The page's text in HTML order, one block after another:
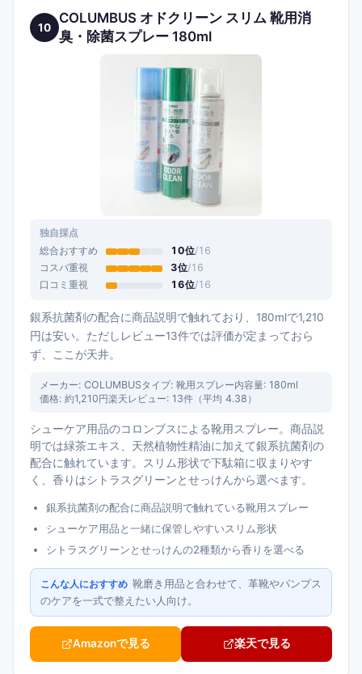
10
COLUMBUS オドクリーン スリム 靴用消
臭・除菌スプレー 180ml
独自採点
総合おすすめ 10位/16
コスパ重視
3位/16
口コミ重視
16位/16
銀系抗菌剤の配合に商品説明で触れており、180mlで1,210
円は安い。ただしレビュー13件では評価が定まっておら
ず、ここが天井。
メーカー: COLUMBUSタイプ: 靴用スプレー内容量: 180ml
価格: 約1,210円楽天レビュー: 13件（平均 4.38 ）
シューケア用品のコロンブスによる靴用スプレー。商品説
明では緑茶エキス、天然植物性精油に加えて銀系抗菌剤の
配合に触れています。スリム形状で下駄箱に収まりやす
く、香りはシトラスグリーンとせっけんから選べます。
銀系抗菌剤の配合に商品説明で触れている靴用スプレー
シューケア用品と一緒に保管しやすいスリム形状
シトラスグリーンとせっけんの2種類から香りを選べる
こんな人におすすめ 靴磨き用品と合わせて、革靴やパンプス
のケアを一式で整えたい人向け。
Amazonで見る 楽天で見る